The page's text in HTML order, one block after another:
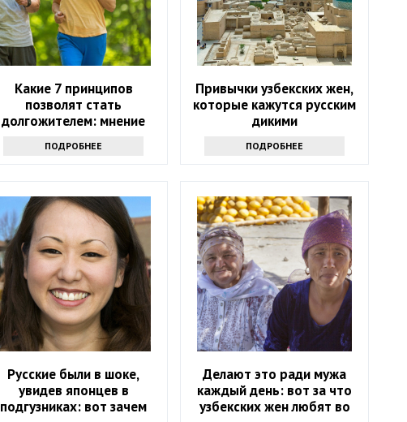
Какие 7 принципов
позволят стать
долгожителем: мнение
ПОДРОБНЕЕ
Привычки узбекских жен,
которые кажутся русским
дикими
ПОДРОБНЕЕ
Русские были в шоке,
увидев японцев в
подгузниках: вот зачем
Делают это ради мужа
каждый день: вот за что
узбекских жен любят во